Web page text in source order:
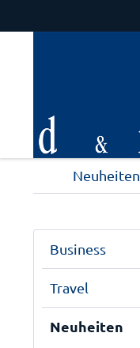
Neuheiten
Business
Travel
Neuheiten